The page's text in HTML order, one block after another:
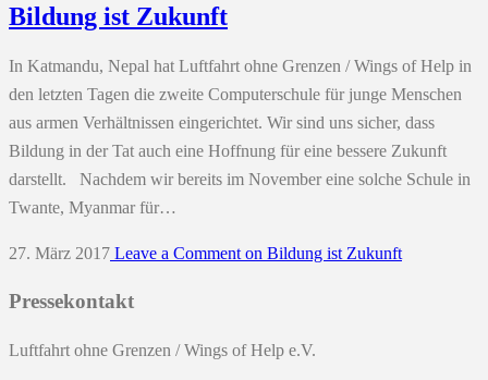
Bildung ist Zukunft
In Katmandu, Nepal hat Luftfahrt ohne Grenzen / Wings of Help in
den letzten Tagen die zweite Computerschule für junge Menschen
aus armen Verhältnissen eingerichtet. Wir sind uns sicher, dass
Bildung in der Tat auch eine Hoffnung für eine bessere Zukunft
darstellt. Nachdem wir bereits im November eine solche Schule in
Twante, Myanmar für…
27. März 2017 Leave a Comment on Bildung ist Zukunft
Pressekontakt
Luftfahrt ohne Grenzen / Wings of Help e.V.